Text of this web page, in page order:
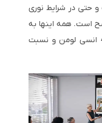
و حتی در شرایط نوری
است. همه اینها به
لطف خروجی نور بالای 4200 انسی لومن و نسبت